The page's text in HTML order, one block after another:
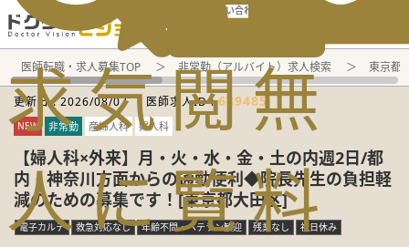
電話でのお問い合わせ：平日9:30-19:00
求
人
気
に
閲
覧
無
料
医師転職・求人募集TOP 非常勤（アルバイト）求人検索 東京都
更新日 :2026/08/07 医師求人ID :689485
NEW 非常勤 産婦人科 婦人科
【婦人科×外来】月・火・水・金・土の内週2日/都
内・神奈川方面からの通勤便利◆院長先生の負担軽
減のための募集です！[東京都大田区]
電子カルテ 救急対応なし 年齢不問・ベテラン歓迎 残業なし 祝日休み